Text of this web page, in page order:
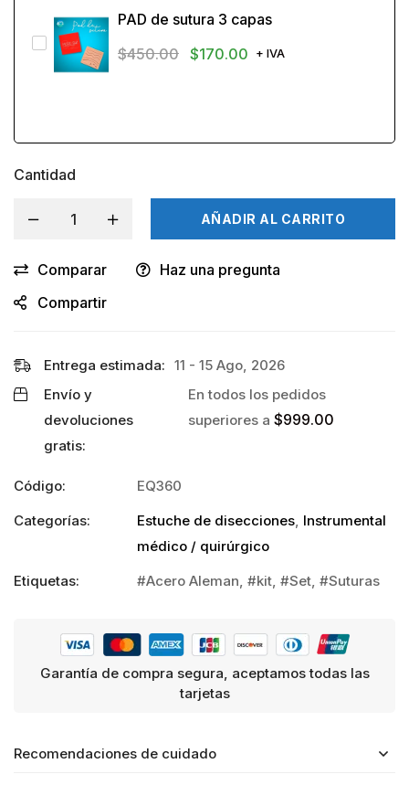
PAD de sutura 3 capas
$450.00 $170.00 + IVA
Cantidad
AÑADIR AL CARRITO
Comparar
Haz una pregunta
Compartir
Entrega estimada: 11 - 15 Ago, 2026
Envío y
devoluciones
gratis:
En todos los pedidos
superiores a $999.00
Código:
EQ360
Categorías:
Estuche de disecciones, Instrumental
médico / quirúrgico
Etiquetas:
Acero Aleman, kit, Set, Suturas
Garantía de compra segura, aceptamos todas las
tarjetas
Recomendaciones de cuidado